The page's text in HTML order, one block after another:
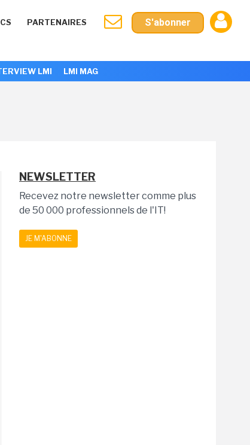
PARTENAIRES S'abonner
LMI LMI MAG
NEWSLETTER
Recevez notre newsletter comme plus
de 50 000 professionnels de l'IT!
JE M'ABONNE